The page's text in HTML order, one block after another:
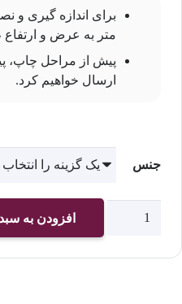
متر به عرض و
پیش از مراحل چاپ،
ارسال خواهیم کرد.
جنس
چاپ
دیواری
افزودن به